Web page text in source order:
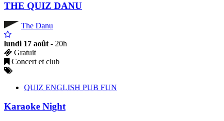
THE QUIZ DANU
The Danu
lundi 17 août - 20h
Gratuit
Concert et club
QUIZ ENGLISH PUB FUN
Karaoke Night